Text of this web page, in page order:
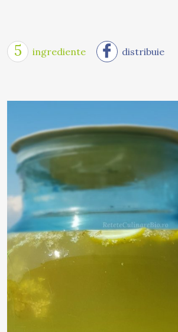
5 ingrediente distribuie